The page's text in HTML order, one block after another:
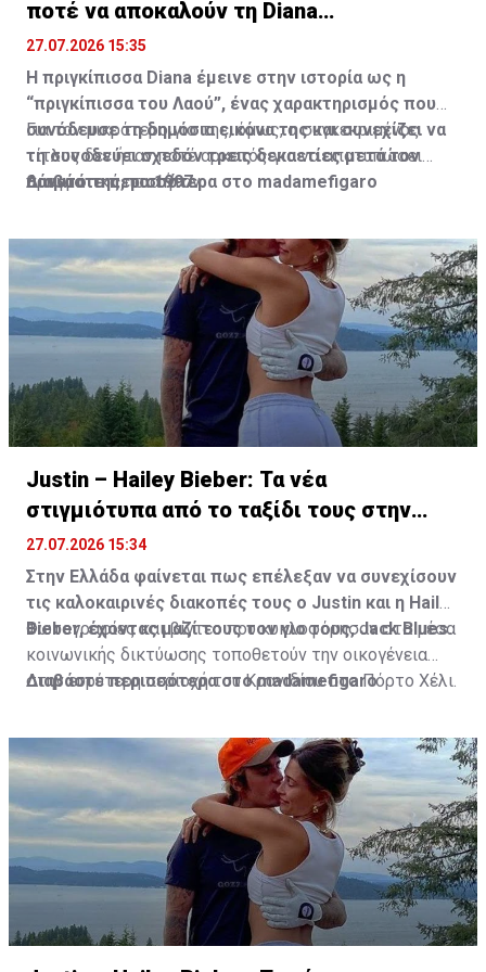
ποτέ να αποκαλούν τη Diana
“πριγκίπισσα”
27.07.2026 15:35
Η πριγκίπισσα Diana έμεινε στην ιστορία ως η
“πριγκίπισσα του Λαού”, ένας χαρακτηρισμός που
συνόδευσε τη δημόσια εικόνα της και συνεχίζει να
τη συνοδεύει σχεδόν τρεις δεκαετίες μετά τον
θάνατό της, το 1997.
Για τον μικρότερο γιο της, όμως, ο συγκεκριμένος
τίτλος δεν ήταν ποτέ αρκετός για να αποτυπώσει
πραγματικά ποια ήταν.
Διαβάστε περισσότερα στο madamefigaro
Justin – Hailey Bieber: Τα νέα
στιγμιότυπα από το ταξίδι τους στην
Ελλάδα
27.07.2026 15:34
Στην Ελλάδα φαίνεται πως επέλεξαν να συνεχίσουν
τις καλοκαιρινές διακοπές τους ο Justin και η Hailey
Bieber, έχοντας μαζί τους τον γιο τους, Jack Blues.
Φωτογραφίες και βίντεο που κυκλοφόρησαν στα μέσα
κοινωνικής δικτύωσης τοποθετούν την οικογένεια
στην ευρύτερη περιοχή του Κρανιδίου στο Πόρτο Χέλι.
Διαβάστε περισσότερα στο madamefigaro